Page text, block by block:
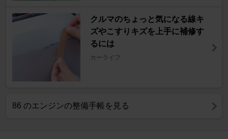
クルマのちょっと気になる線キ
ズやこすりキズを上手に補修す
るには
カーライフ
86 のエンジンの整備手帳を見る